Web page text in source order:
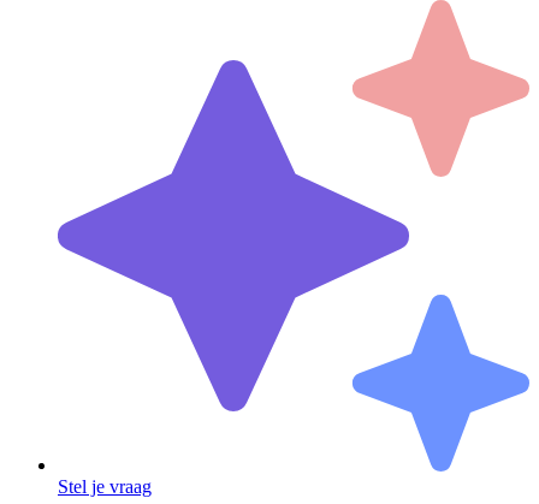
Stel je vraag